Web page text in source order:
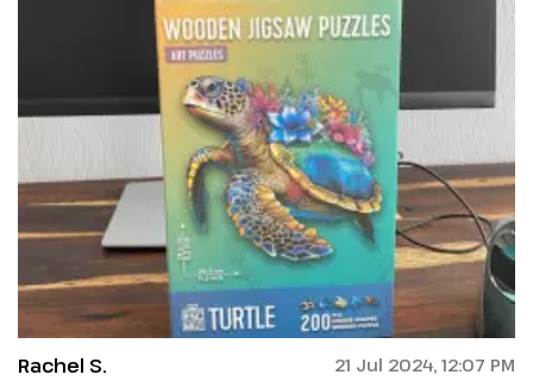
Rachel S. 21 Jul 2024, 12:07 PM